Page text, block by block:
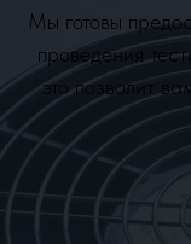
Мы готовы
проведения
это позволит